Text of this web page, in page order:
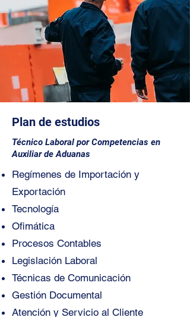
Plan de estudios
Técnico Laboral por Competencias en
Auxiliar de Aduanas
Regímenes de Importación y
Exportación
Tecnología
Ofimática
Procesos Contables
Legislación Laboral
Técnicas de Comunicación
Gestión Documental
Atención y Servicio al Cliente